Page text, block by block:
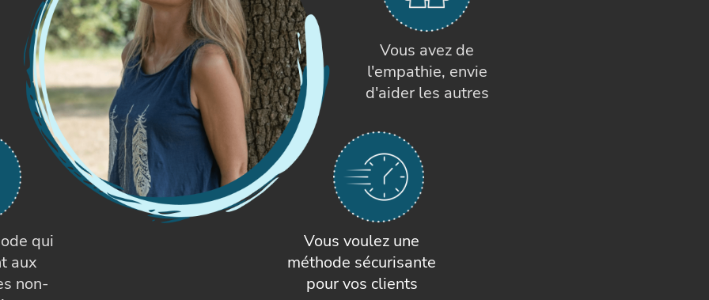
qui
aux
non-
Vous avez de
l'empathie, envie
d'aider les autres
Vous voulez une
méthode sécurisante
pour vos clients